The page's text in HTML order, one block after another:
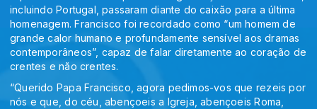
incluindo Portugal, passaram diante do caixão para a última
homenagem. Francisco foi recordado como “um homem de
grande calor humano e profundamente sensível aos dramas
contemporâneos”, capaz de falar diretamente ao coração de
crentes e não crentes.
“Querido Papa Francisco, agora pedimos-vos que rezeis por
nós e que, do céu, abençoeis a Igreja, abençoeis Roma,